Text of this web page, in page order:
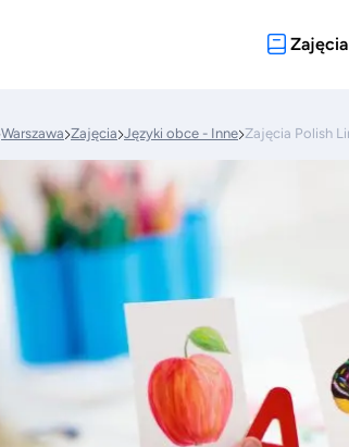
Zajęcia
Warszawa Zajęcia Języki obce - Inne Zajęcia Polish